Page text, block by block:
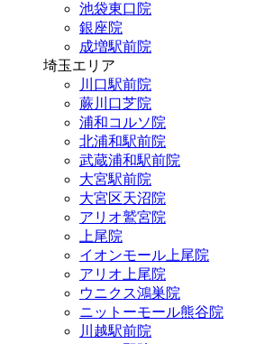
池袋東口院
銀座院
成増駅前院
埼玉エリア
川口駅前院
蕨川口芝院
浦和コルソ院
北浦和駅前院
武蔵浦和駅前院
大宮駅前院
大宮区天沼院
アリオ鷲宮院
上尾院
イオンモール上尾院
アリオ上尾院
ウニクス鴻巣院
ニットーモール熊谷院
川越駅前院